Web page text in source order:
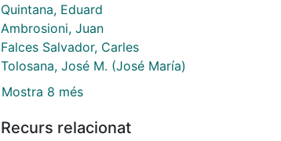
Quintana, Eduard
Ambrosioni, Juan
Falces Salvador, Carles
Tolosana, José M. (José María)
Mostra 8 més
Recurs relacionat